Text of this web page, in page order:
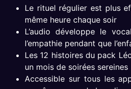
Le rituel régulier est plus
même heure chaque soir
L’audio développe le
l’empathie pendant que
Les 12 histoires du pack
un mois de soirées sereines
Accessible sur tous les